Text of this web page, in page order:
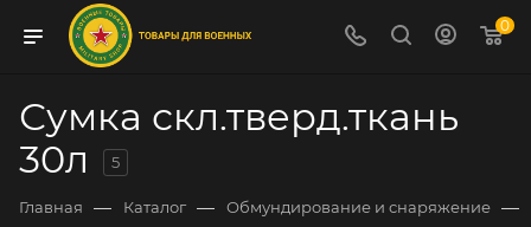
0
Сумка скл.тверд.ткань
30л
5
Главная — Каталог — Обмундирование и снаряжение —